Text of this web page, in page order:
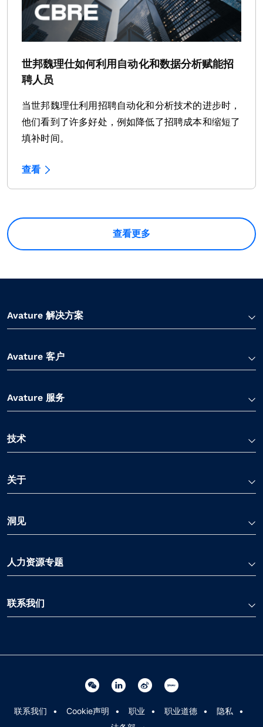
世邦魏理仕如何利用自动化和数据分析赋能招
聘人员
当世邦魏理仕利用招聘自动化和分析技术的进步时，
他们看到了许多好处，例如降低了招聘成本和缩短了
填补时间。
查看
查看更多
Avature 解决方案
Avature 客户
Avature 服务
技术
关于
洞见
人力资源专题
联系我们
Linkedin 关联
Weibo 关联Youku 关联
联系我们 Cookie声明 职业 职业道德
隐私